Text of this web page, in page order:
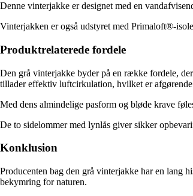
Denne vinterjakke er designet med en
Vinterjakken er også udstyret med Primaloft®-
Produktrelaterede fordele
Den grå vinterjakke byder på en række fordele,
tillader effektiv luftcirkulation, hvilket er
Med dens almindelige pasform og bløde krave
De to sidelommer med lynlås giver sikker
Konklusion
Producenten bag den grå vinterjakke har en lang
bekymring for naturen.